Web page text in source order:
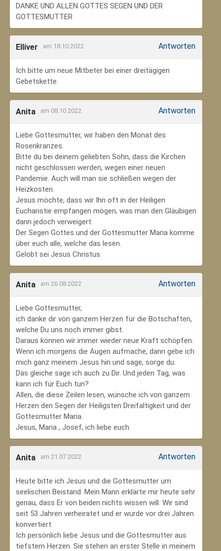
DANKE UND ALLEN GOTTES SEGEN UND DER
GOTTESMUTTER
Elliver am 18.10.2022 Antworten
Ich bitte um neue Mitbeter bei einer dreitägigen
Gebetskette.
Anita am 08.10.2022 Antworten
Liebe Gottesmutter, wir haben den Monat des
Rosenkranzes.
Bitte du bei deinem geliebten Sohn, dass die Kirchen
nicht geschlossen werden, wegen einer neuen
Pandemie. Auch will man sie schließen wegen der
Heizkosten.
Jesus möchte, dass wir Ihn oft in der Heiligen
Eucharistie empfangen mögen, was man den Gläubigen
dann jedoch verweigert.
Der Segen Gottes und der Gottesmutter Maria komme
über euch alle, welche das lesen.
Gelobt sei Jesus Christus.
Anita am 26.08.2022 Antworten
Liebe Gottesmutter,
ich danke dir von ganzem Herzen für die Botschaften,
welche Du uns noch immer gibst.
Daraus können wir immer wieder neue Kraft schöpfen.
Wenn ich morgens die Augen aufmache, dann gebe ich
mich ganz meinem Jesus hin und sage, sorge du.
Das gleiche sage ich auch zu Dir. Und jeden Tag, was
kann ich für Euch tun?
Allen, die diese Zeilen lesen, wünsche ich von ganzem
Herzen den Segen der Heiligsten Dreifaltigkeit und der
Gottesmutter Maria.
Jesus, Maria , Josef, ich liebe euch.
Anita am 21.07.2022 Antworten
Heute bitte ich Jesus und die Gottesmutter um
seelischen Beistand. Mein Mann erklärte mir heute sehr
genau, dass Er von beiden nichts wissen will. Wir sind
seit 53 Jahren verheiratet und er wurde vor drei Jahren
konvertiert.
Ich persönlich liebe Jesus und die Gottesmutter aus
tiefstem Herzen. Sie stehen an erster Stelle in meinem